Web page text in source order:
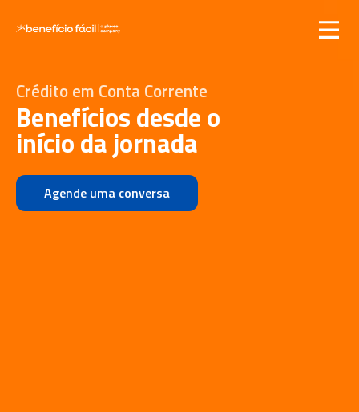
Crédito em Conta Corrente
Benefícios desde o
início da jornada
Agende uma conversa